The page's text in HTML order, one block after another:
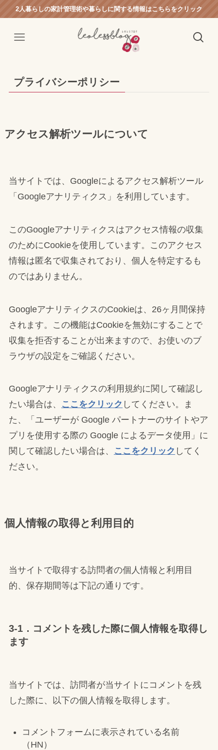
2人暮らしの家計管理術や暮らしに関する情報はこちらをクリック
プライバシーポリシー
アクセス解析ツールについて
当サイトでは、Googleによるアクセス解析ツール
「Googleアナリティクス」を利用しています。
このGoogleアナリティクスはアクセス情報の収集
のためにCookieを使用しています。このアクセス
情報は匿名で収集されており、個人を特定するも
のではありません。
GoogleアナリティクスのCookieは、26ヶ月間保持
されます。この機能はCookieを無効にすることで
収集を拒否することが出来ますので、お使いのブ
ラウザの設定をご確認ください。
Googleアナリティクスの利用規約に関して確認し
たい場合は、
ここをクリック してください。ま
た、「ユーザーが Google パートナーのサイトやア
プリを使用する際の Google によるデータ使用」に
関して確認したい場合は、
ここをクリック してく
ださい。
個人情報の取得と利用目的
当サイトで取得する訪問者の個人情報と利用目
的、保存期間等は下記の通りです。
3-1．コメントを残した際に個人情報を取得し
ます
当サイトでは、訪問者が当サイトにコメントを残
した際に、以下の個人情報を取得します。
コメントフォームに表示されている名前
（HN）